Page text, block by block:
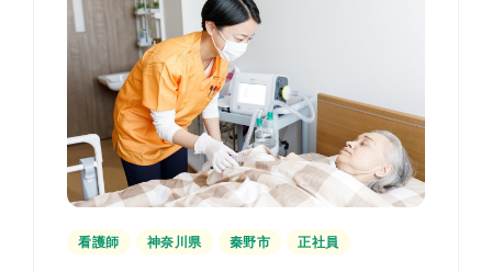
看護師 神奈川県 秦野市 正社員